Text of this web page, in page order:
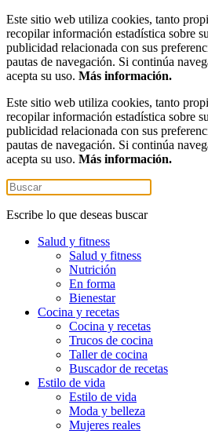
Este sitio web utiliza cookies, tanto
recopilar información estadística sobre
publicidad relacionada con sus
pautas de navegación. Si continúa
acepta su uso. Más información.
Este sitio web utiliza cookies, tanto
recopilar información estadística sobre
publicidad relacionada con sus
pautas de navegación. Si continúa
acepta su uso. Más información.
Escribe lo que deseas buscar
Salud y fitness
Salud y fitness
Nutrición
En forma
Bienestar
Cocina y recetas
Cocina y recetas
Trucos de cocina
Taller de cocina
Buscador de recetas
Estilo de vida
Estilo de vida
Moda y belleza
Mujeres reales